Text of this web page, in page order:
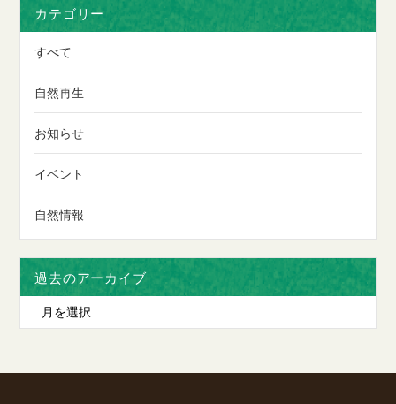
カテゴリー
すべて
自然再生
お知らせ
イベント
自然情報
過去のアーカイブ